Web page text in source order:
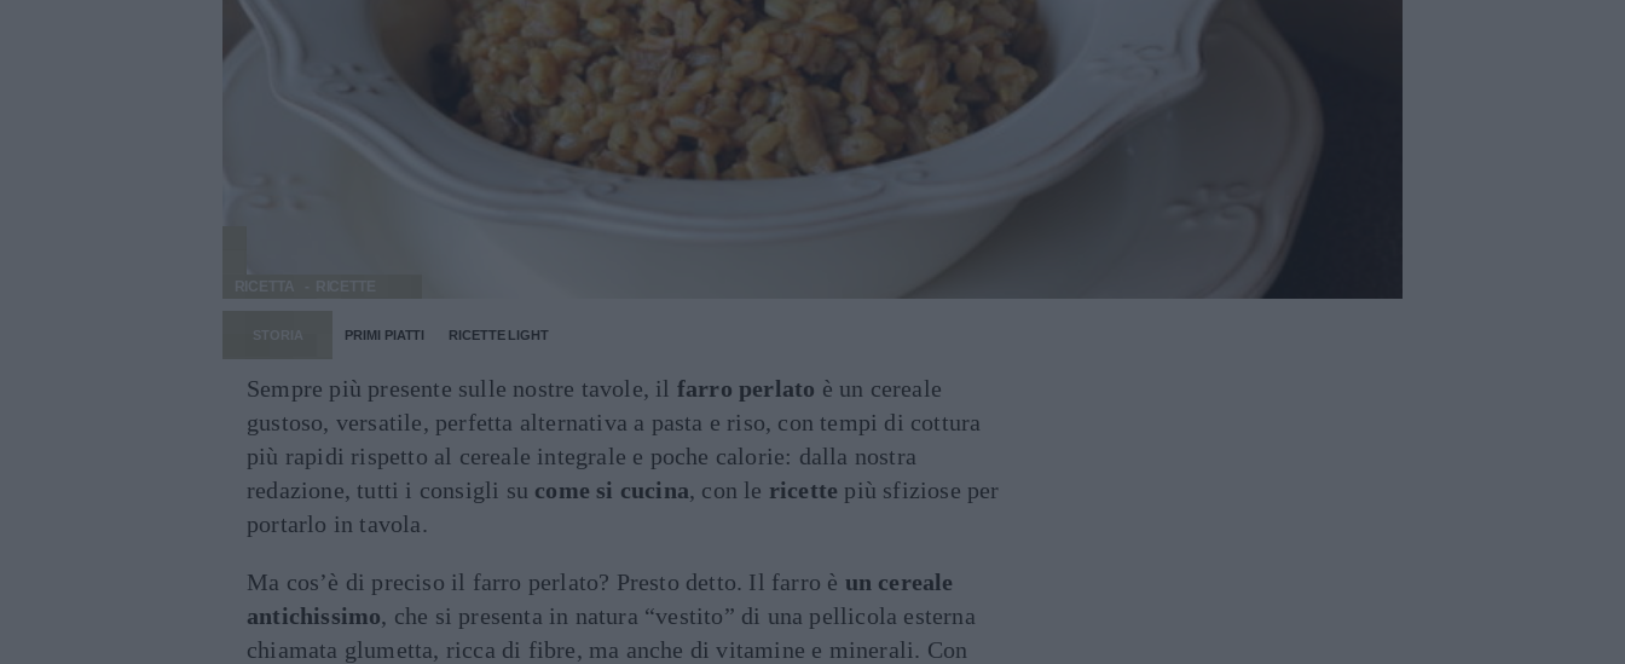
RICETTA
STORIA PRIMI PIATTI RICETTE LIGHT
Sempre più presente sulle nostre tavole, il farro perlato è un cereale
gustoso, versatile, perfetta alternativa a pasta e riso, con tempi di cottura
più rapidi rispetto al cereale integrale e poche calorie: dalla nostra
redazione, tutti i consigli su come si cucina, con le ricette più sfiziose per
portarlo in tavola.
Ma cos’è di preciso il farro perlato? Presto detto. Il farro è un cereale
antichissimo, che si presenta in natura “vestito” di una pellicola esterna
chiamata glumetta, ricca di fibre, ma anche di vitamine e minerali. Con